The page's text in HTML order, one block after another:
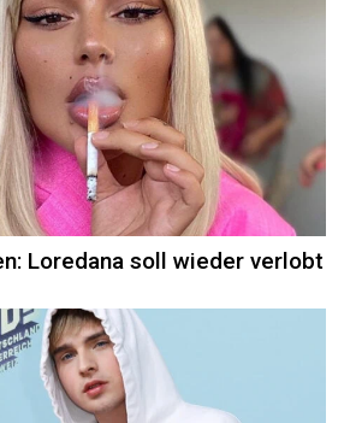
Loredana soll wieder verlobt